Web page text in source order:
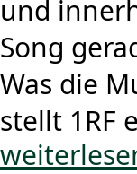
und
Song
Was die
stellt 1RF